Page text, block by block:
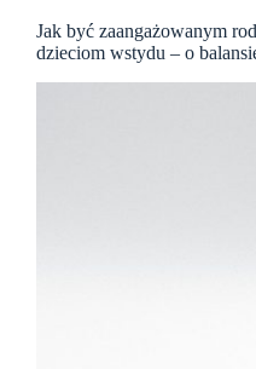
Jak być zaangażowanym
dzieciom wstydu – o